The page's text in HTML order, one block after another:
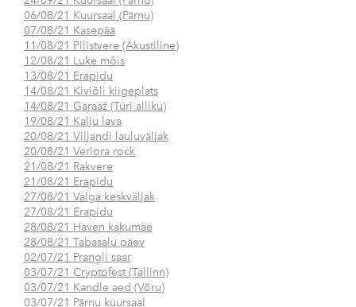
06/08/21 Kuursaal (Pärnu)
07/08/21 Kasepää
11/08/21 Pilistvere (Akustiline)
12/08/21 Luke mõis
13/08/21 Erapidu
14/08/21 Kiviõli kiigeplats
14/08/21 Garaaž (Türi alliku)
19/08/21 Kalju lava
20/08/21 Viljandi lauluväljak
20/08/21 Veriora rock
21/08/21 Rakvere
21/08/21 Erapidu
27/08/21 Valga keskväljak
27/08/21 Erapidu
28/08/21 Haven kakumäe
28/08/21 Tabasalu päev
02/07/21 Prangli saar
03/07/21 Cryptofest (Tallinn)
03/07/21 Kandle aed (Võru)
03/07/21 Pärnu kuursaal